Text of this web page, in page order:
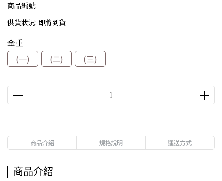
商品編號:
供貨狀況: 即將到貨
金重
(一)
(二) (三)
商品介紹 規格說明 運送方式
商品介紹